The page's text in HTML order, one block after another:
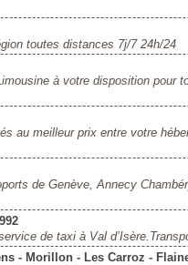
toutes distances 7j/7 24h/24
à votre disposition pour
au meilleur prix entre votre
de Genève, Annecy
de taxi à Val
- Morillon - Les Carroz -